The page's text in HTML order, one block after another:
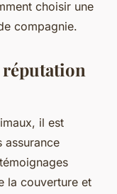
choisir une
compagnie.
il est
assurance
la couverture et